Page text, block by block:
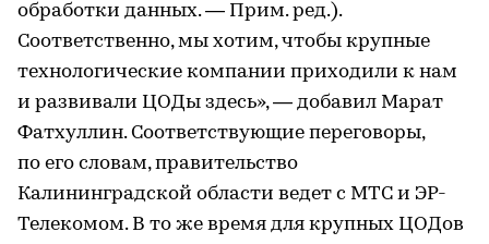
обработки данных. — Прим. ред.).
Соответственно, мы хотим, чтобы крупные
технологические компании приходили к нам
и развивали ЦОДы здесь», — добавил Марат
Фатхуллин. Соответствующие переговоры,
по его словам, правительство
Калининградской области ведет с МТС и ЭР-
Телекомом. В то же время для крупных ЦОДов